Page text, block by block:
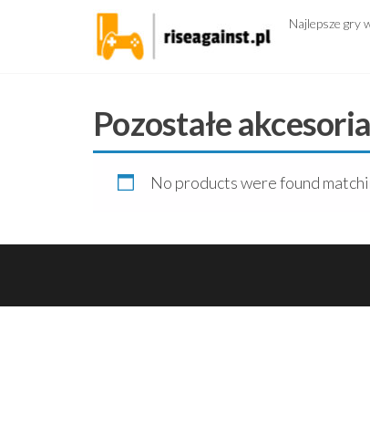
Najlepsze gry
Pozostałe
No products were found